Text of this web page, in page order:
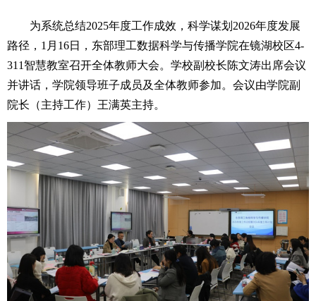
为系统总结2025年度工作成效，科学谋划2026年度发展
路径，1月16日，东部理工数据科学与传播学院在镜湖校区4-
311智慧教室召开全体教师大会。学校副校长陈文涛出席会议
并讲话，学院领导班子成员及全体教师参加。会议由学院副
院长（主持工作）王满英主持。